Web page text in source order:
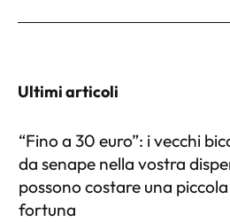
Ultimi articoli
“Fino a 30 euro”: i vecchi
da senape nella vostra
possono costare una piccola
fortuna